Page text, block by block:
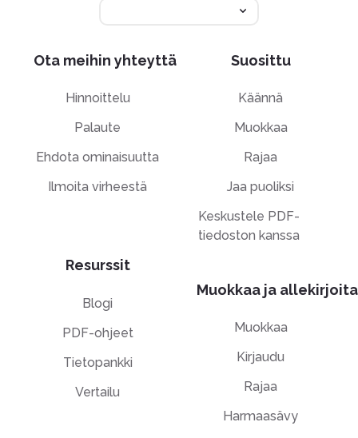
Ota meihin yhteyttä
Hinnoittelu
Palaute
Ehdota ominaisuutta
Ilmoita virheestä
Resurssit
Blogi
PDF-ohjeet
Tietopankki
Vertailu
Suosittu
Käännä
Muokkaa
Rajaa
Jaa puoliksi
Keskustele PDF-
tiedoston kanssa
Muokkaa ja allekirjoita
Muokkaa
Kirjaudu
Rajaa
Harmaasävy